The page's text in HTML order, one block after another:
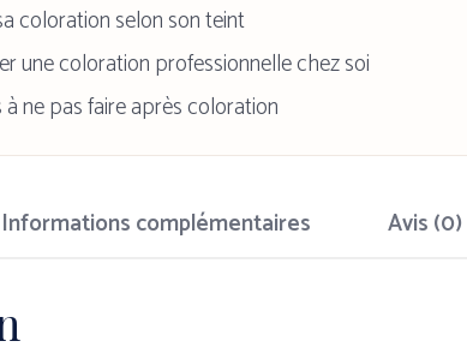
coloration selon son teint
une coloration professionnelle chez soi
ne pas faire après coloration
Informations complémentaires Avis (0)